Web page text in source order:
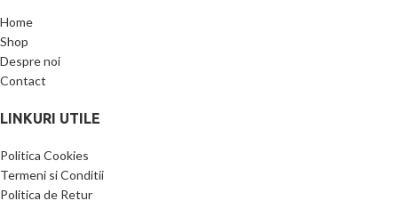
Home
Shop
Despre noi
Contact
LINKURI UTILE
Politica Cookies
Termeni si Conditii
Politica de Retur